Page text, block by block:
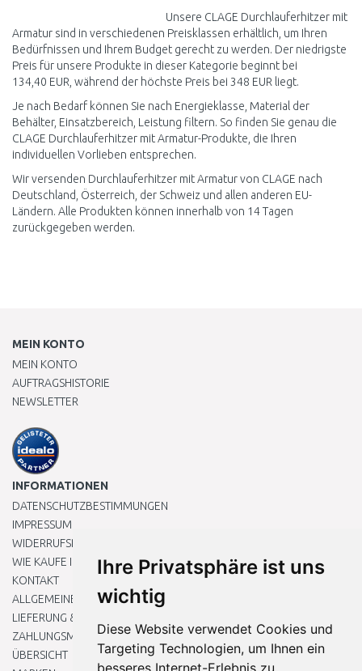
Ihre Privatsphäre ist uns
wichtig
Diese Website verwendet Cookies und
Targeting Technologien, um Ihnen ein
besseres Internet-Erlebnis zu
Unsere CLAGE Durchlauferhitzer mit
Armatur sind in verschiedenen Preisklassen erhältlich, um Ihren
Bedürfnissen und Ihrem Budget gerecht zu werden. Der niedrigste
Preis für unsere Produkte in dieser Kategorie beginnt bei
134,40 EUR, während der höchste Preis bei 348 EUR liegt.
Je nach Bedarf können Sie nach Energieklasse, Material der
Behälter, Einsatzbereich, Leistung filtern. So finden Sie genau die
CLAGE Durchlauferhitzer mit Armatur-Produkte, die Ihren
individuellen Vorlieben entsprechen.
Wir versenden Durchlauferhitzer mit Armatur von CLAGE nach
Deutschland, Österreich, der Schweiz und allen anderen EU-
Ländern. Alle Produkten können innerhalb von 14 Tagen
zurückgegeben werden.
MEIN KONTO
MEIN KONTO
AUFTRAGSHISTORIE
NEWSLETTER
INFORMATIONEN
DATENSCHUTZBESTIMMUNGEN
IMPRESSUM
WIDERRUFSRECHT
WIE KAUFE ICH EIN?
KONTAKT
ALLGEMEINEN GESCHÄFTSBEDINGUNGEN
LIEFERUNG & ZAHLUNG
ZAHLUNGSMETHODEN
ÜBERSICHT